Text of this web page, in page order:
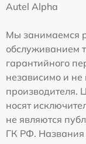
Autel Alpha
Мы занимаемся
обслуживанием
гарантийного
независимо и
производителя.
носят
не являются
ГК РФ. Названия